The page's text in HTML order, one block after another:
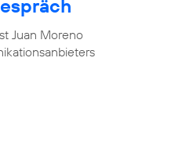
Juan Moreno